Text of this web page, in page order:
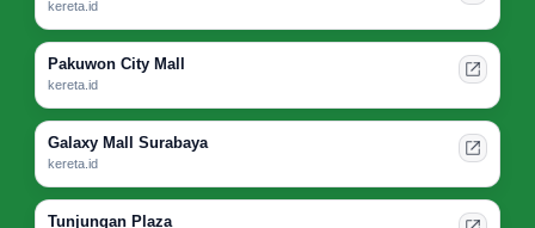
kereta.id
Pakuwon City Mall
kereta.id
Galaxy Mall Surabaya
kereta.id
Tunjungan Plaza